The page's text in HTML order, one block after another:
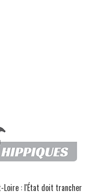
Loire : l'État doit trancher